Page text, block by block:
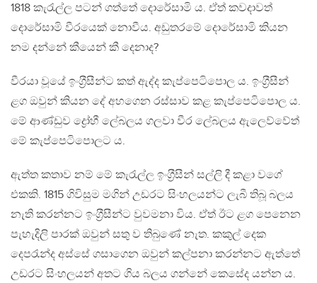
1818 කැරැල්ල පටන් ගත්තේ දොරේසාමි ය. ඒත් කවදාවත්
දොරේසාමි වීරයෙක් නොවීය. අඩුතරමේ දොරේසාමි කියන
නම දන්නේ කීයෙන් කී දෙනාද?
වීරයා වූයේ ඉංග‍්‍රීසීන්ට කත් ඇද්ද කැප්පෙටිපොල ය. ඉංග‍්‍රීසීන්
ළග ඔවුන් කියන දේ අහගෙන රස්සාව කළ කැප්පෙටිපොල ය.
මේ ආණ්ඩුව ද්‍රෝහී ලේබලය ගලවා වීර ලේබලය ඇලෙව්වේත්
මේ කැප්පෙටිපොලට ය.
ඇත්ත කතාව නම් මේ කැරැල්ල ඉංග‍්‍රීසීන් සල්ලි දී කළා වගේ
එකකි. 1815 ගිවිසුම මගින් උඩරට සිංහලයන්ට ලැබී තිබූ බලය
නැති කරන්නට ඉංග‍්‍රීසීන්ට වුවමනා විය. ඒත් ඊට ළග පෙනෙන
පැහැදිලි පාරක් ඔවුන් සතු ව තිබුණේ නැත. කකුල් දෙක
දෙපරැන්ද අස්සේ ගසාගෙන ඔවුන් කල්පනා කරන්නට ඇත්තේ
උඩරට සිංහලයන් අතට ගිය බලය ගන්නේ කෙසේද යන්න ය.